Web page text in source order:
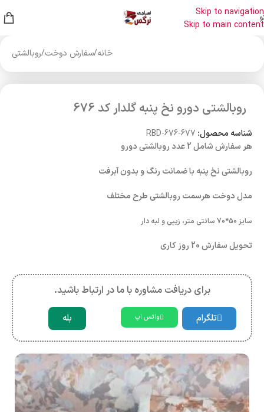
Skip to navigation
Skip to main content
خانه/سفارش دوخت/روبالشتی
روبالشتی دورو نخ پنبه گلدار کد 676
شناسه محصول: RBD-676-677
هر سفارش شامل 2 عدد روبالشتی دورو
روبالشتی نخ پنبه با ضمانت رنگ و بدون آبرفت
مدل دوخت هرسمت روبالشتی طرح مختلف
سایز 50*70 سانتی متر، زیپی و لبه دار
تحویل سفارش 20 روز کاری
برای دریافت مشاوره با ما در ارتباط باشید.
تلگرام واتس اپ بله